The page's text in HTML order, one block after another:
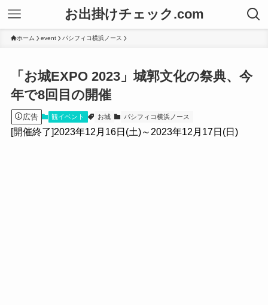
お出掛けチェック.com
ホーム event パシフィコ横浜ノース
「お城EXPO 2023」城郭文化の祭典、今
年で8回目の開催
広告 観イベント お城 パシフィコ横浜ノース
[開催終了]2023年12月16日(土)～2023年12月17日(日)